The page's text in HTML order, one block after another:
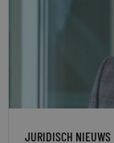
JURIDISCH NIEUWS